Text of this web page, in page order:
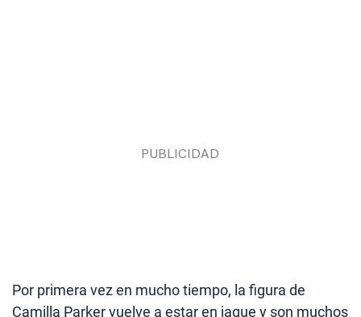
Por primera vez en mucho tiempo, la figura de
Camilla Parker vuelve a estar en jaque y son muchos